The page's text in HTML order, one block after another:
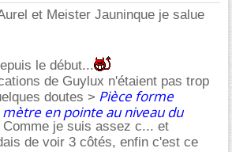
et Meister Jauninque je salue
le début...
de Guylux n'étaient pas trop
doutes > Pièce forme
en pointe au niveau du
je suis assez c... et
de voir 3 côtés, enfin c'est ce